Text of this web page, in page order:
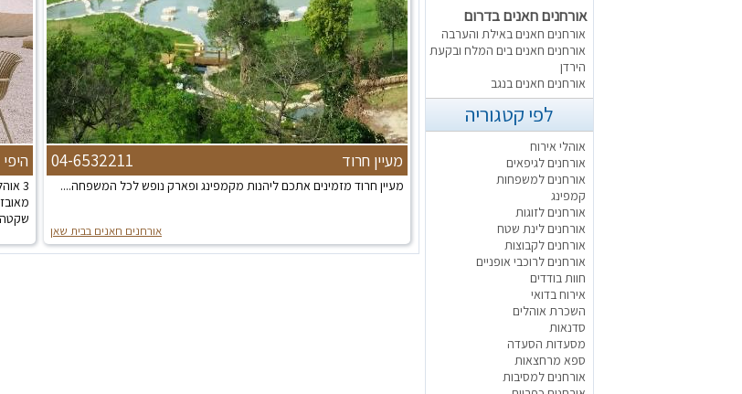
אורחנים חאנים בדרום
אורחנים חאנים באילת והערבה
אורחנים חאנים בים המלח ובקעת
הירדן
אורחנים חאנים בנגב
לפי קטגוריה
אוהלי אירוח
אורחנים לגיפאים
אורחנים למשפחות
קמפינג
אורחנים לזוגות
אורחנים לינת שטח
אורחנים לקבוצות
אורחנים לרוכבי אופניים
חוות בודדים
אירוח בדואי
השכרת אוהלים
סדנאות
מסעדות הסעדה
ספא מרחצאות
אורחנים למסיבות
מעיין חרוד 04-6532211
מעיין חרוד מזמינים אתכם ליהנות מקמפינג ופארק נופש לכל המשפחה....
אורחנים חאנים בבית שאן
שקטה